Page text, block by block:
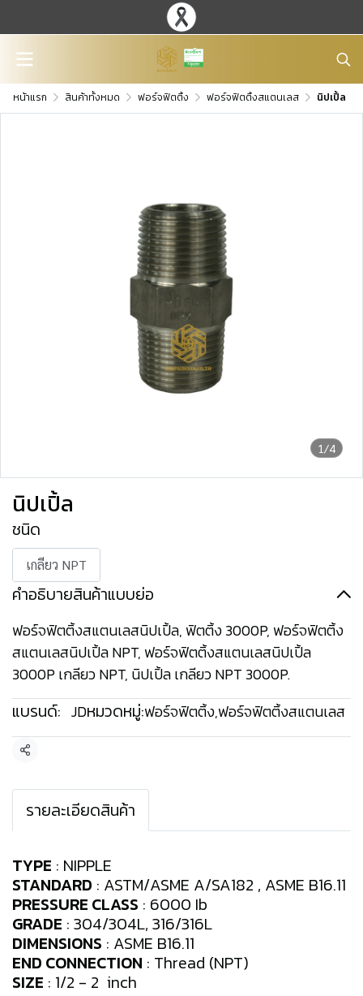
หน้าแรก สินค้าทั้งหมด ฟอร์จฟิตติ้ง ฟอร์จฟิตติ้งสแตนเลส นิปเปิ้ล
1/4
นิปเปิ้ล
ชนิด
เกลียว NPT
คำอธิบายสินค้าแบบย่อ
ฟอร์จฟิตติ้งสแตนเลสนิปเปิ้ล, ฟิตติ้ง 3000P, ฟอร์จฟิตติ้ง
สแตนเลสนิปเปิ้ล NPT, ฟอร์จฟิตติ้งสแตนเลสนิปเปิ้ล
3000P เกลียว NPT, นิปเปิ้ล เกลียว NPT 3000P.
แบรนด์: JDหมวดหมู่:ฟอร์จฟิตติ้ง,ฟอร์จฟิตติ้งสแตนเลส
แชร์
รายละเอียดสินค้า
TYPE : NIPPLE
STANDARD : ASTM/ASME A/SA182 , ASME B16.11
PRESSURE CLASS : 6000 Ib
GRADE : 304/304L, 316/316L
DIMENSIONS : ASME B16.11
END CONNECTION : Thread (NPT)
SIZE : 1/2 - 2 inch